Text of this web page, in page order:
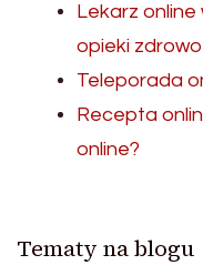
Lekarz
opieki
Teleporada
Recepta
online?
Tematy na blogu